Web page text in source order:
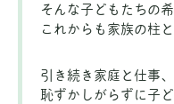
そんな子どもたちの
これからも家族の柱
引き続き家庭と仕事
恥ずかしがらずに子